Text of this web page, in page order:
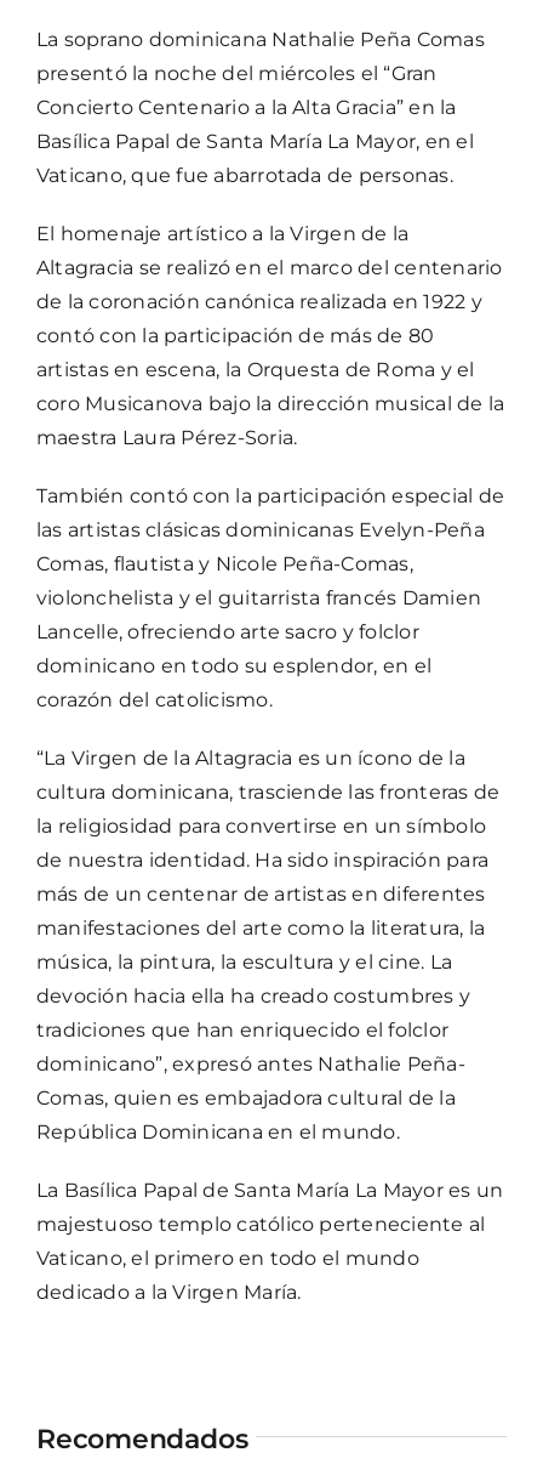
La soprano dominicana Nathalie Peña Comas
presentó la noche del miércoles el “Gran
Concierto Centenario a la Alta Gracia” en la
Basílica Papal de Santa María La Mayor, en el
Vaticano, que fue abarrotada de personas.
El homenaje artístico a la Virgen de la
Altagracia se realizó en el marco del centenario
de la coronación canónica realizada en 1922 y
contó con la participación de más de 80
artistas en escena, la Orquesta de Roma y el
coro Musicanova bajo la dirección musical de la
maestra Laura Pérez-Soria.
También contó con la participación especial de
las artistas clásicas dominicanas Evelyn-Peña
Comas, flautista y Nicole Peña-Comas,
violonchelista y el guitarrista francés Damien
Lancelle, ofreciendo arte sacro y folclor
dominicano en todo su esplendor, en el
corazón del catolicismo.
“La Virgen de la Altagracia es un ícono de la
cultura dominicana, trasciende las fronteras de
la religiosidad para convertirse en un símbolo
de nuestra identidad. Ha sido inspiración para
más de un centenar de artistas en diferentes
manifestaciones del arte como la literatura, la
música, la pintura, la escultura y el cine. La
devoción hacia ella ha creado costumbres y
tradiciones que han enriquecido el folclor
dominicano”, expresó antes Nathalie Peña-
Comas, quien es embajadora cultural de la
República Dominicana en el mundo.
La Basílica Papal de Santa María La Mayor es un
majestuoso templo católico perteneciente al
Vaticano, el primero en todo el mundo
dedicado a la Virgen María.
Recomendados